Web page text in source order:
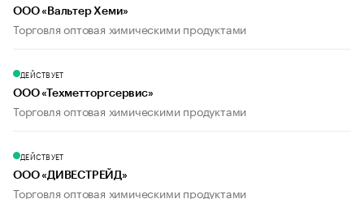
ООО «Вальтер Хеми»
Торговля оптовая химическими продуктами
ДЕЙСТВУЕТ
ООО «Техметторгсервис»
Торговля оптовая химическими продуктами
ДЕЙСТВУЕТ
ООО «ДИВЕСТРЕЙД»
Торговля оптовая химическими продуктами